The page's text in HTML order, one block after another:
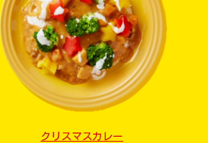
クリスマスカレー